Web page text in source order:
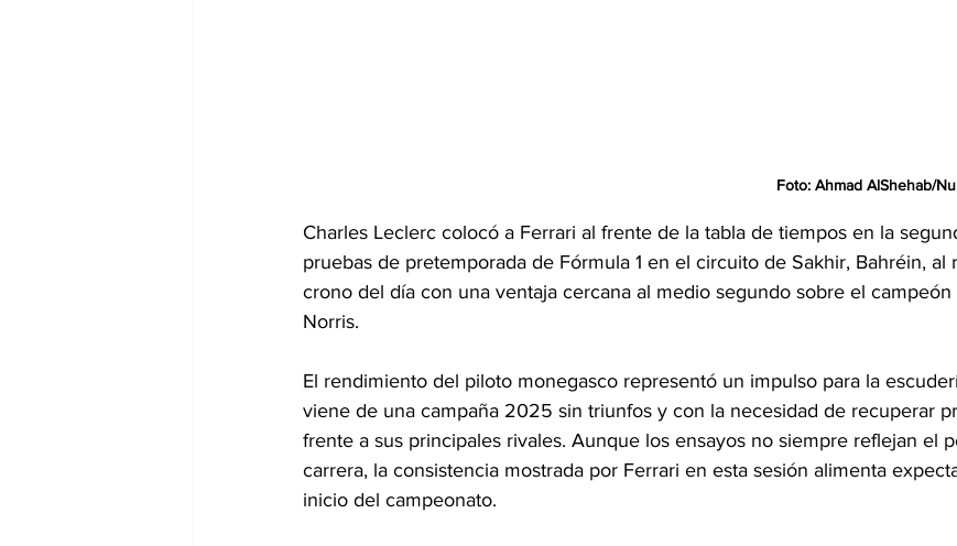
Foto: Ahmad AlShehab/
Charles Leclerc colocó a Ferrari al frente de la tabla de tiempos en la
pruebas de pretemporada de Fórmula 1 en el circuito de Sakhir, Bahréin, al
crono del día con una ventaja cercana al medio segundo sobre el
Norris.
El rendimiento del piloto monegasco representó un impulso para la
viene de una campaña 2025 sin triunfos y con la necesidad de recuperar
frente a sus principales rivales. Aunque los ensayos no siempre reflejan el
carrera, la consistencia mostrada por Ferrari en esta sesión alimenta
inicio del campeonato.